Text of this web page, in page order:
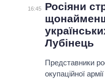
16:45
Росіяни
Лубінець
Представники
окупаційної